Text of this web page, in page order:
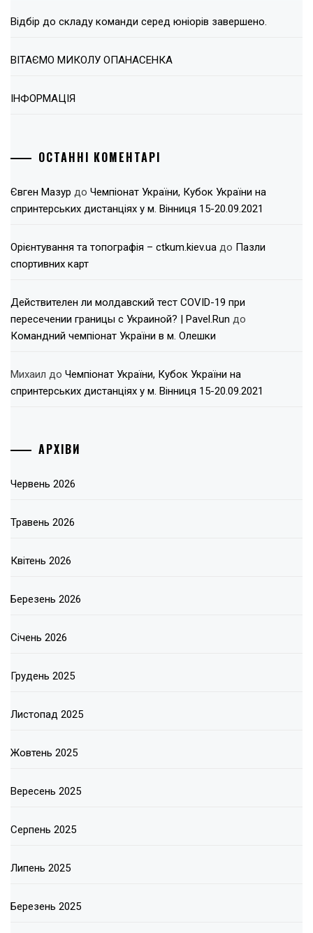
Відбір до складу команди серед юніорів завершено.
ВІТАЄМО МИКОЛУ ОПАНАСЕНКА
ІНФОРМАЦІЯ
ОСТАННІ КОМЕНТАРІ
Євген Мазур до Чемпіонат України, Кубок України на
спринтерських дистанціях у м. Вінниця 15-20.09.2021
Орієнтування та топографія – ctkum.kiev.ua до Пазли
спортивних карт
Действителен ли молдавский тест COVID-19 при
пересечении границы с Украиной? | Pavel.Run до
Командний чемпіонат України в м. Олешки
Михаил до Чемпіонат України, Кубок України на
спринтерських дистанціях у м. Вінниця 15-20.09.2021
АРХІВИ
Червень 2026
Травень 2026
Квітень 2026
Березень 2026
Січень 2026
Грудень 2025
Листопад 2025
Жовтень 2025
Вересень 2025
Серпень 2025
Липень 2025
Березень 2025